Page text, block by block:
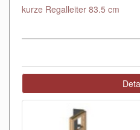
kurze Regalleiter 83.5 cm